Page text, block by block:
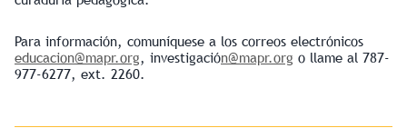
Para información, comuníquese a los correos electrónicos
educacion@mapr.org, investigación@mapr.org o llame al 787-
977-6277, ext. 2260.